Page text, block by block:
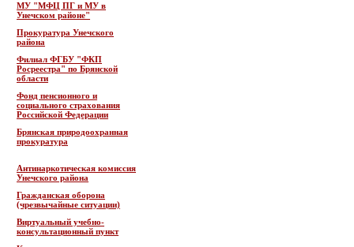
МУ "МФЦ ПГ и МУ в
Унечском районе"
Прокуратура Унечского
района
Филиал ФГБУ "ФКП
Росреестра" по Брянской
области
Фонд пенсионного и
социального страхования
Российской Федерации
Брянская природоохранная
прокуратура
Антинаркотическая комиссия
Унечского района
Гражданская оборона
(чрезвычайные ситуации)
Виртуальный учебно-
консультационный пункт